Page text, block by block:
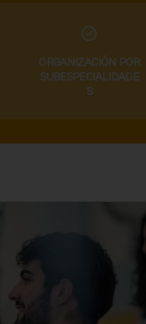
ORGANIZACIÓN POR
SUBESPECIALIDADE
S